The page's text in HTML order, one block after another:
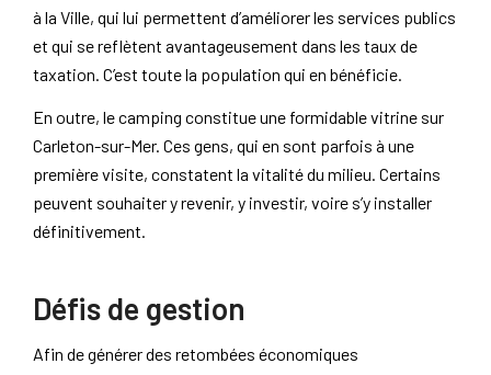
à la Ville, qui lui permettent d’améliorer les services publics
et qui se reflètent avantageusement dans les taux de
taxation. C’est toute la population qui en bénéficie.
En outre, le camping constitue une formidable vitrine sur
Carleton-sur-Mer. Ces gens, qui en sont parfois à une
première visite, constatent la vitalité du milieu. Certains
peuvent souhaiter y revenir, y investir, voire s’y installer
définitivement.
Défis de gestion
Afin de générer des retombées économiques